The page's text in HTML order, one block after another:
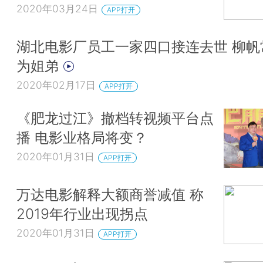
2020年03月24日 APP打开
湖北电影厂员工一家四口接连去世 柳
为姐弟
2020年02月17日 APP打开
《肥龙过江》撤档转视频平台点
播 电影业格局将变？
2020年01月31日 APP打开
万达电影解释大额商誉减值 称
2019年行业出现拐点
2020年01月31日 APP打开